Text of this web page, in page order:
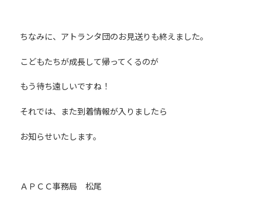
ちなみに、アトランタ団のお見送りも終えました。
こどもたちが成長して帰ってくるのが
もう待ち遠しいですね！
それでは、また到着情報が入りましたら
お知らせいたします。
ＡＰＣＣ事務局 松尾